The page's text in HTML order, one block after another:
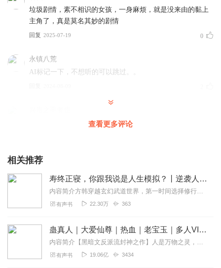
垃圾剧情，素不相识的女孩，一身麻烦，就是没来由的黏上
主角了，真是莫名其妙的剧情
回复 2025-07-19 0
永镇八荒
AI标记一下，不想听的可以跳过。。
？？？？？？？？？？
Ai刷好评的全给差评
垃圾ai配音。。。。。
2024-08-20
主角的，性格不合，就不听了，而且活着只是为了长生，根
本没其他东西，活着也是浪费粮食
查看更多评论
相关推荐
寿终正寝，你跟我说是人生模拟？丨逆袭人生×红颜相伴丨重生武侠丨多人有声剧
内容简介方韩穿越玄幻武道世界，第一时间选择修行路。然而他马奴出身太低，只能偷学武功，二十岁才入武道，还因为没有名师指导，导致偷学的武功出了纰漏，令身体元气大伤...
有声书 22.30万 363
蛊真人｜大爱仙尊｜热血｜老宝玉｜多人VIP免费有声剧
内容简介【黑暗文反派流封神之作】人是万物之灵，蛊是天地真精。一个穿越者不断重生的故事。一个养蛊、炼蛊、用蛊的奇特世界。配音组（男角色）老宝玉旁白...
有声书 19.06亿 3434